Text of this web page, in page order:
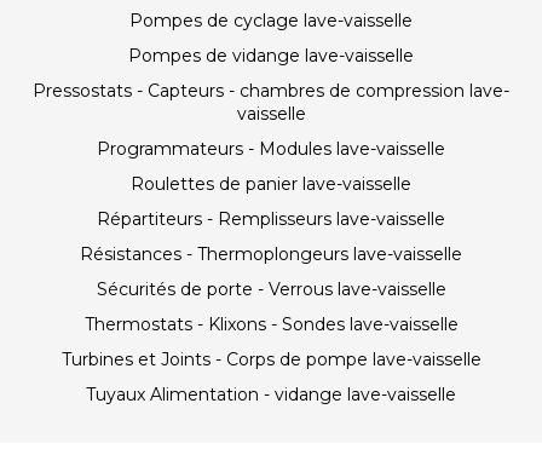
Pompes de cyclage lave-vaisselle
Pompes de vidange lave-vaisselle
Pressostats - Capteurs - chambres de compression lave-
vaisselle
Programmateurs - Modules lave-vaisselle
Roulettes de panier lave-vaisselle
Répartiteurs - Remplisseurs lave-vaisselle
Résistances - Thermoplongeurs lave-vaisselle
Sécurités de porte - Verrous lave-vaisselle
Thermostats - Klixons - Sondes lave-vaisselle
Turbines et Joints - Corps de pompe lave-vaisselle
Tuyaux Alimentation - vidange lave-vaisselle